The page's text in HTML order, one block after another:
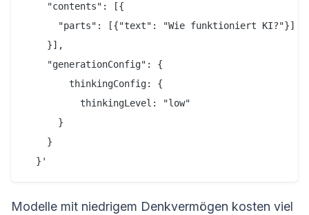
    "contents": [{
      "parts": [{"text": "Wie funktioniert KI?"}]
    }],
    "generationConfig": {
        thinkingConfig: {
          thinkingLevel: "low"
      }
    }
  }'
Modelle mit niedrigem Denkvermögen kosten viel